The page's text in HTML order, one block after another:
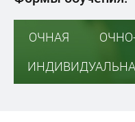
ОЧНАЯ